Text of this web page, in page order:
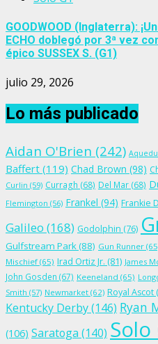
GOODWOOD (Inglaterra):
ECHO doblegó por 3ª vez
épico SUSSEX S. (G1)
julio 29, 2026
Lo más publicado
Aidan O'Brien (242)
Baffert (119) Chad Brown (98)
Curlin (59) Curragh (68) Del Mar (68)
Flemington (56) Frankel (94) Frankie
Galileo (168) Godolphin (76)
Gulfstream Park(88) Gun Runner
Mischief (65) Irad Ortiz Jr. (81) James
John Gosden (67) Keeneland (65)
Smith (57) Newmarket (62) Royal Ascot
Kentucky Derby(146) Ryan
(106) Saratoga (140) Solo